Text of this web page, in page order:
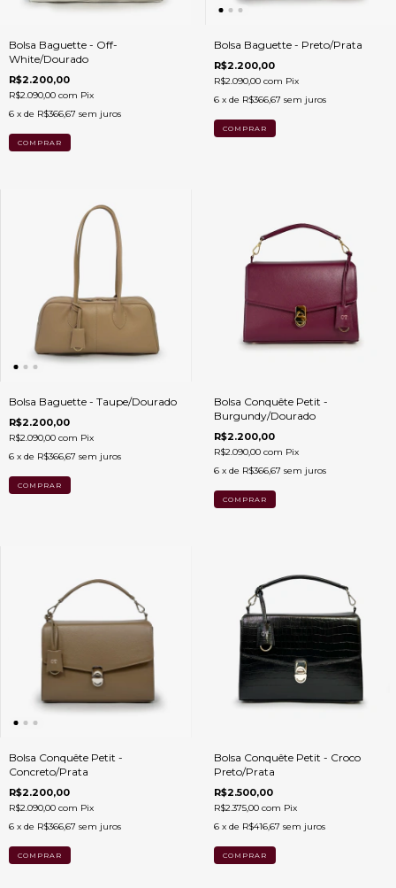
Bolsa Baguette - Off-
White/Dourado
R$2.200,00
R$2.090,00 com Pix
6 x de R$366,67 sem juros
Bolsa Baguette - Preto/Prata
R$2.200,00
R$2.090,00 com Pix
6 x de R$366,67 sem juros
Bolsa Baguette - Taupe/Dourado
R$2.200,00
R$2.090,00 com Pix
6 x de R$366,67 sem juros
Bolsa Conquête Petit -
Burgundy/Dourado
R$2.200,00
R$2.090,00 com Pix
6 x de R$366,67 sem juros
Bolsa Conquête Petit -
Concreto/Prata
R$2.200,00
R$2.090,00 com Pix
6 x de R$366,67 sem juros
Bolsa Conquête Petit - Croco
Preto/Prata
R$2.500,00
R$2.375,00 com Pix
6 x de R$416,67 sem juros